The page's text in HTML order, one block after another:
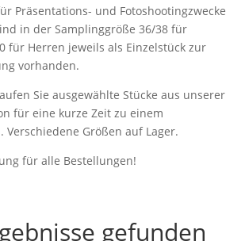
Präsentations- und Fotoshootingzwecke
in der Samplinggröße 36/38 für
für Herren jeweils als Einzelstück zur
vorhanden.
Sie ausgewählte Stücke aus unserer
für eine kurze Zeit zu einem
Verschiedene Größen auf Lager.
für alle Bestellungen!
gefunden